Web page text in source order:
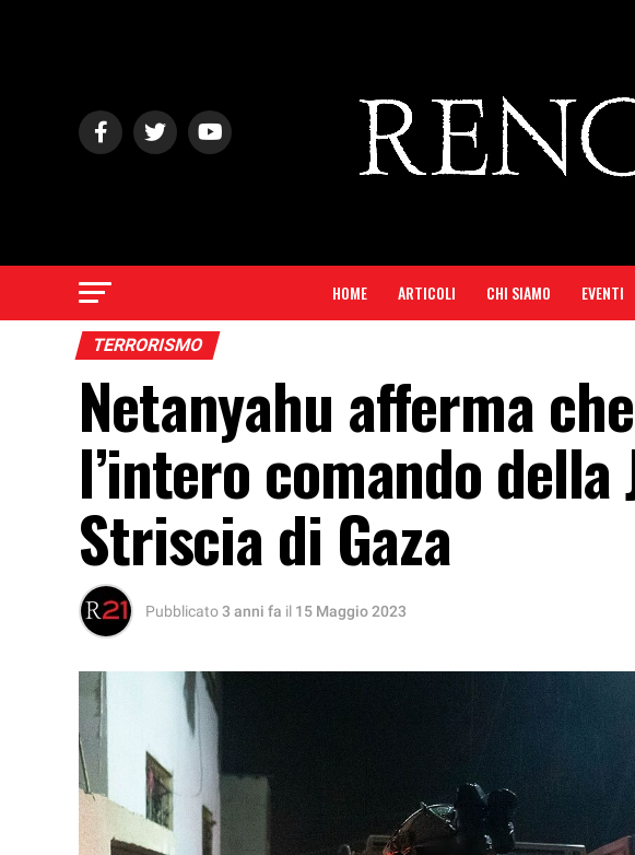
HOME ARTICOLI CHI SIAMO EVENTI
TERRORISMO
Netanyahu afferma
l’intero comando
Striscia di Gaza
Pubblicato3 anni fa il 15 Maggio 2023